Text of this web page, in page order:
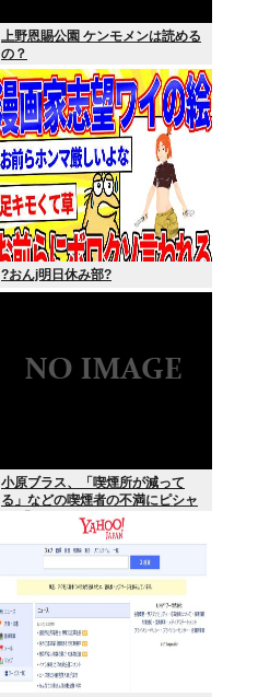
上野恩賜公園 ケンモメンは読める
の？
?おんj明日休み部?
小原ブラス、「喫煙所が減って
る」などの喫煙者の不満にピシャ
リ 「じゃあやめれば？タバコなん
て家でだけ吸ってればいい」